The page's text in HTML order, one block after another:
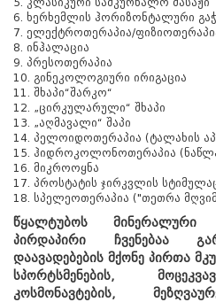
6. ხერხემლის ჰორიზონტალური
7. ელექტროთერაპია/
8. ინჰალაცია
9. პრესოთერაპია
10. გინეკოლოგიური ირიგაცია
11. შხაპი“შარკო“
12. „ცირკულარული“ შხაპი
13. „აღმავალი“ შაპი
14. პელოიდოთერაპია (ტალახის
15. ჰიდროკოლონოთერაპია
16. მიკროოყნა
17. პროსტატის ჯირკვლის
18. სპელეოთერაპია ("თეთრა
წყალტუბოს
პირდაპირი ჩვენებაა
დაავადებების მქონე პირთა
სპორტსმენების,
კოსმონავტების,